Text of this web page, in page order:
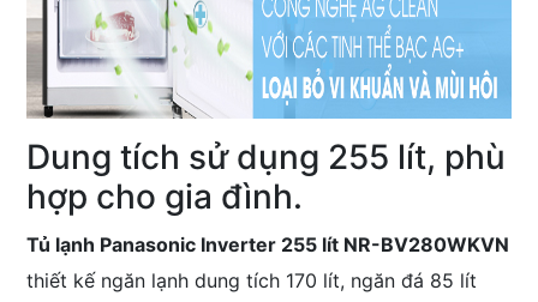
Dung tích sử dụng 255 lít, phù
hợp cho gia đình.
Tủ lạnh Panasonic Inverter 255 lít NR-BV280WKVN
thiết kế ngăn lạnh dung tích 170 lít, ngăn đá 85 lít